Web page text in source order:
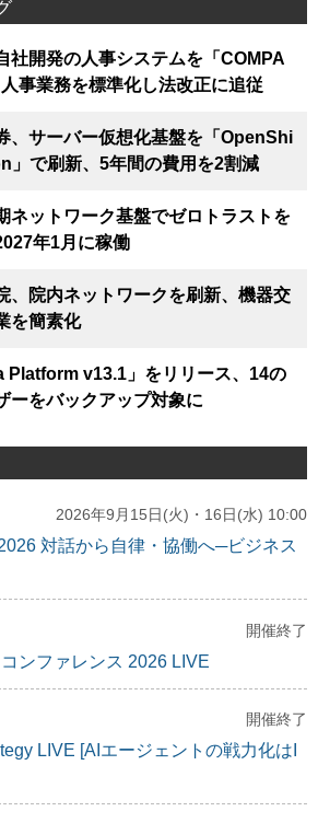
社開発の人事システムを「COMPA
事業務を標準化し法改正に追従
、サーバー仮想化基盤を「OpenShi
」で刷新、5年間の費用を2割減
ネットワーク基盤でゼロトラストを
年1月に稼働
、院内ネットワークを刷新、機器交
を簡素化
Platform v13.1」をリリース、14の
ーをバックアップ対象に
2026年9月15日(火)・16日(水) 10:00
対話から自律・協働へ─ビジネス
開催終了
ンファレンス 2026 LIVE
開催終了
LIVE [AIエージェントの戦力化はI